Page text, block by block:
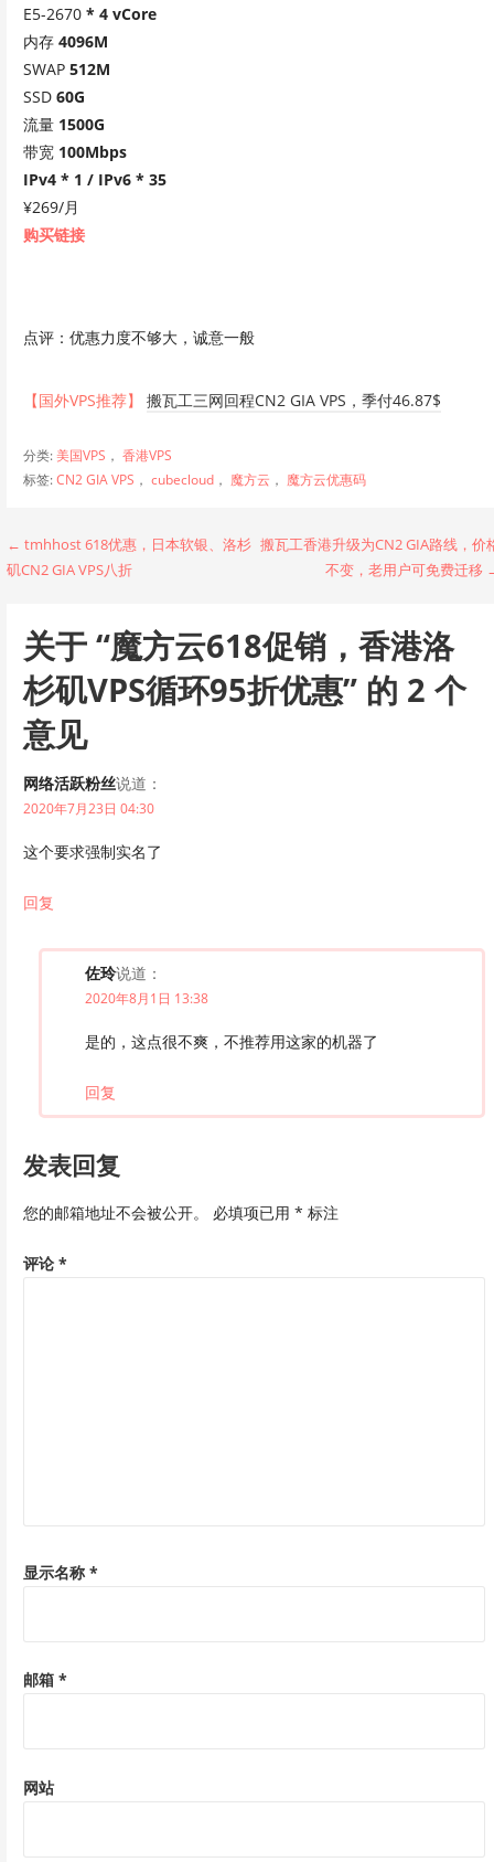
E5-2670 * 4 vCore
内存 4096M
SWAP 512M
SSD 60G
流量 1500G
带宽 100Mbps
IPv4 * 1 / IPv6 * 35
¥269/月
购买链接
点评：优惠力度不够大，诚意一般
【国外VPS推荐】 搬瓦工三网回程CN2 GIA VPS，季付46.87$
分类:美国VPS ， 香港VPS
标签:CN2 GIA VPS ， cubecloud， 魔方云 ， 魔方云优惠码
文
章
导
航
← tmhhost 618优惠，日本软银、洛杉
矶CN2 GIA VPS八折
搬瓦工香港升级为CN2 GIA路线，价
不变，老用户可免费迁移
关于 “魔方云618促销，香港洛
杉矶VPS循环95折优惠”的 2 个
意见
网络活跃粉丝说道：
2020年7月23日 04:30
这个要求强制实名了
回复
佐玲说道：
2020年8月1日 13:38
是的，这点很不爽，不推荐用这家的机器了
回复
发表回复
您的邮箱地址不会被公开。 必填项已用 * 标注
评论 *
显示名称 *
邮箱 *
网站